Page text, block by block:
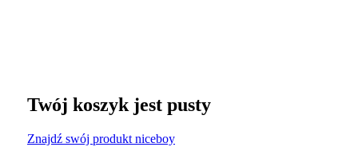
Twój koszyk jest pusty
Znajdź swój produkt niceboy